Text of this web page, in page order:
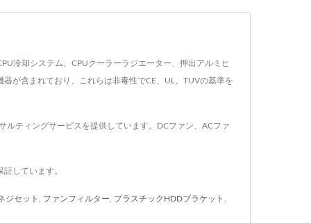
冷却システム、CPUクーラーラジエーター、押出アルミヒ
が含まれており、これらは非毒性でCE、UL、TUVの基準を
ティングサービスを提供しています。DCファン、ACファ
しています。
ジセット ファンフィルター プラスチックHDDブラケット